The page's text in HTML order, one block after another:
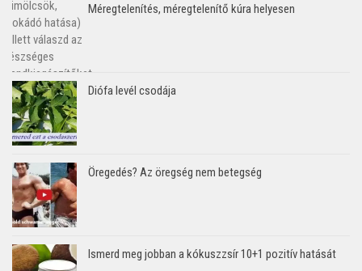
Méregtelenítés, méregtelenítő kúra helyesen
Diófa levél csodája
Öregedés? Az öregség nem betegség
Ismerd meg jobban a kókuszzsír 10+1 pozitív hatását